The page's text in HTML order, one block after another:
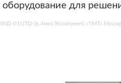
для
01UTD (6,4мм) (Комплект) «ТМТ»